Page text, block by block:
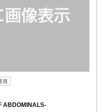
用
ABDOMINALS-